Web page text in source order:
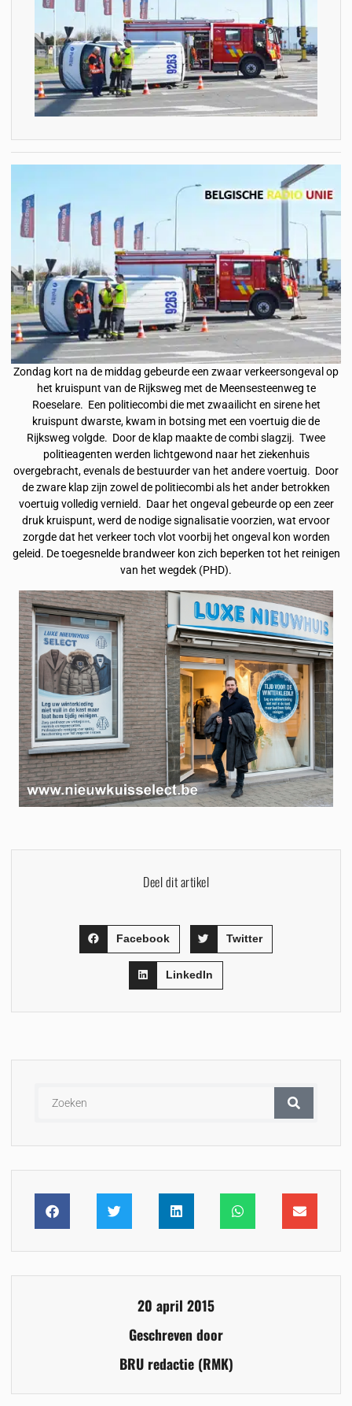
Zondag kort na de middag gebeurde een zwaar verkeersongeval op
het kruispunt van de Rijksweg met de Meensesteenweg te
Roeselare. Een politiecombi die met zwaailicht en sirene het
kruispunt dwarste, kwam in botsing met een voertuig die de
Rijksweg volgde. Door de klap maakte de combi slagzij. Twee
politieagenten werden lichtgewond naar het ziekenhuis
overgebracht, evenals de bestuurder van het andere voertuig. Door
de zware klap zijn zowel de politiecombi als het ander betrokken
voertuig volledig vernield. Daar het ongeval gebeurde op een zeer
druk kruispunt, werd de nodige signalisatie voorzien, wat ervoor
zorgde dat het verkeer toch vlot voorbij het ongeval kon worden
geleid. De toegesnelde brandweer kon zich beperken tot het reinigen
van het wegdek (PHD).
Deel dit artikel
Facebook Twitter
LinkedIn
20 april 2015
Geschreven door
BRU redactie (RMK)